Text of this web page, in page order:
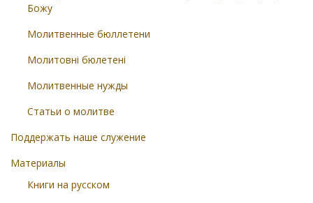
Божу
Молитвенные бюллетени
Молитовні бюлетені
Молитвенные нужды
Статьи о молитве
Поддержать наше служение
Материалы
Книги на русском